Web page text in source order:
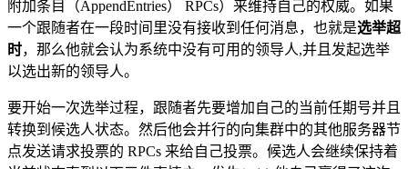
附加条目（AppendEntries） RPCs）来维持自己的权威。如果
一个跟随者在一段时间里没有接收到任何消息，也就是选举超
时，那么他就会认为系统中没有可用的领导人,并且发起选举
以选出新的领导人。
要开始一次选举过程，跟随者先要增加自己的当前任期号并且
转换到候选人状态。然后他会并行的向集群中的其他服务器节
点发送请求投票的 RPCs 来给自己投票。候选人会继续保持着